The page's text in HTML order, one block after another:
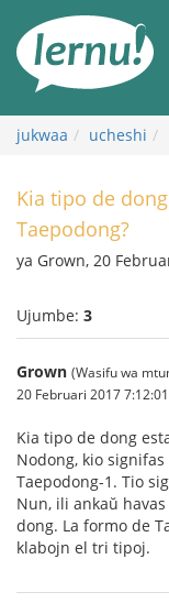
maudhui
jukwaa ucheshi
Kia tipo de
Taepodong?
ya Grown, 20
Ujumbe: 3
Grown (Wasifu wa
20 Februari 2017
Kia tipo de dong
Nodong, kio
Taepodong-1. Tio
Nun, ili ankaŭ
dong. La formo de
klabojn el tri tipoj.